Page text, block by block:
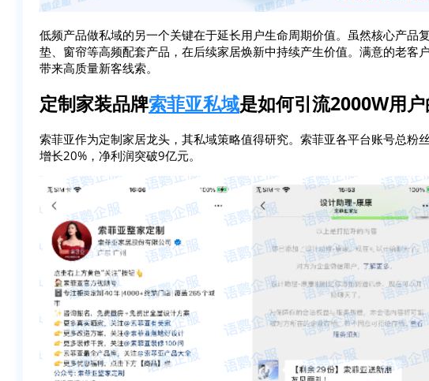
低频产品做私域的另一个关键在于延长用户生命周期价值。虽然核心产品
垫、窗帘等高频配套产品，在后续家居焕新中持续产生价值。满意的老客
带来高质量新客线索。
定制家装品牌索菲亚私域是如何引流2000W用户
索菲亚作为定制家居龙头，其私域策略值得研究。索菲亚各平台账号总粉
增长20%，净利润突破9亿元。